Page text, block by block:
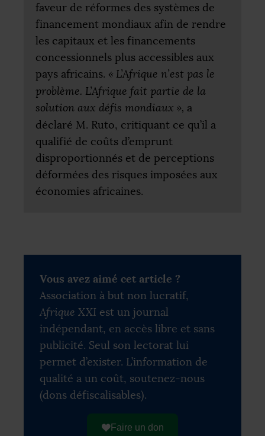
faveur de réformes des systèmes de
financement mondiaux afin de rendre
les capitaux et les financements
concessionnels plus accessibles aux
pays africains. « L’Afrique n’est pas le
problème. L’Afrique fait partie de la
solution aux défis mondiaux », a
déclaré M. Ruto, critiquant ce qu’il a
qualifié de coûts d’emprunt
disproportionnés et de perceptions
déformées des risques imposées aux
économies africaines.
Vous avez aimé cet article ?
Association à but non lucratif,
Afrique XXI est un journal
indépendant, en accès libre et sans
publicité. Seul son lectorat lui
permet d’exister. L’information de
qualité a un coût, soutenez-nous
(dons défiscalisables).
Faire un don